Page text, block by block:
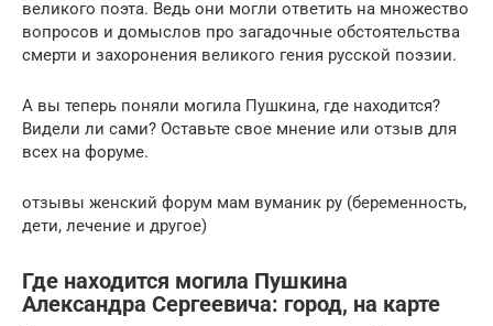
великого поэта. Ведь они могли ответить на множество
вопросов и домыслов про загадочные обстоятельства
смерти и захоронения великого гения русской поэзии.
А вы теперь поняли могила Пушкина, где находится?
Видели ли сами? Оставьте свое мнение или отзыв для
всех на форуме.
отзывы женский форум мам вуманик ру (беременность,
дети, лечение и другое)
Где находится могила Пушкина
Александра Сергеевича: город, на карте